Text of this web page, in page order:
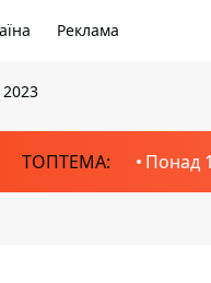
Реклама
ТОПТЕМА: Понад